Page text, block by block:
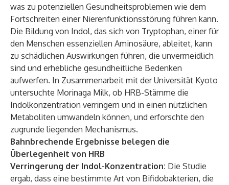
was zu potenziellen Gesundheitsproblemen wie dem
Fortschreiten einer Nierenfunktionsstörung führen kann.
Die Bildung von Indol, das sich von Tryptophan, einer für
den Menschen essenziellen Aminosäure, ableitet, kann
zu schädlichen Auswirkungen führen, die unvermeidlich
sind und erhebliche gesundheitliche Bedenken
aufwerfen. In Zusammenarbeit mit der Universität Kyoto
untersuchte Morinaga Milk, ob HRB-Stämme die
Indolkonzentration verringern und in einen nützlichen
Metaboliten umwandeln können, und erforschte den
zugrunde liegenden Mechanismus.
Bahnbrechende Ergebnisse belegen die
Überlegenheit von HRB
Verringerung der Indol-Konzentration: Die Studie
ergab, dass eine bestimmte Art von Bifidobakterien, die